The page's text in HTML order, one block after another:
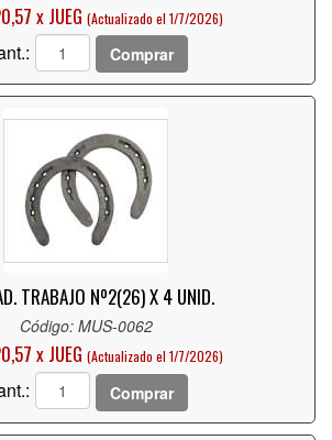
x JUEG (Actualizado el 1/7/2026)
Comprar
TRABAJO Nº2(26) X 4 UNID.
Código: MUS-0062
x JUEG (Actualizado el 1/7/2026)
Comprar